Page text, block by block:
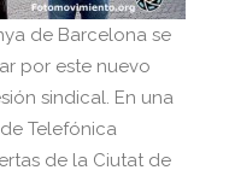
de Barcelona se
por este nuevo
sindical. En una
Telefónica
de la Ciutat de